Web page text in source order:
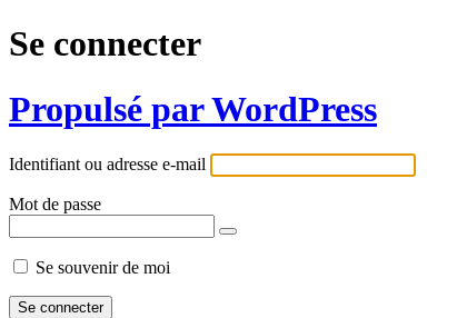
Se connecter
Propulsé par WordPress
Identifiant ou adresse e-mail
Mot de passe
Se souvenir de moi